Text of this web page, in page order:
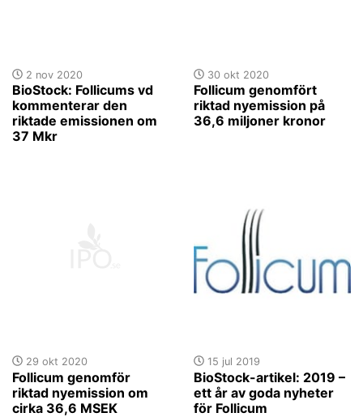
2 nov 2020
BioStock: Follicums vd
kommenterar den
riktade emissionen om
37 Mkr
30 okt 2020
Follicum genomfört
riktad nyemission på
36,6 miljoner kronor
29 okt 2020
Follicum genomför
riktad nyemission om
cirka 36,6 MSEK
15 jul 2019
BioStock-artikel: 2019 –
ett år av goda nyheter
för Follicum